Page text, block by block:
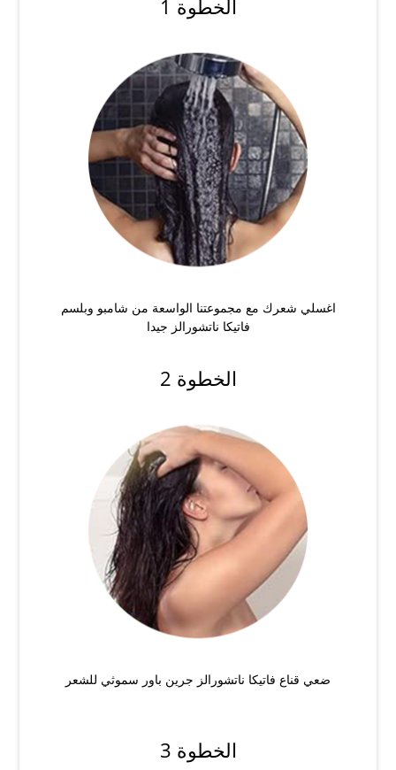
الخطوة 1
اغسلي شعرك مع مجموعتنا الواسعة من شامبو وبلسم
فاتيكا ناتشورالز جيدا
الخطوة 2
ضعي قناع فاتيكا ناتشورالز جرين باور سموثي للشعر
الخطوة 3